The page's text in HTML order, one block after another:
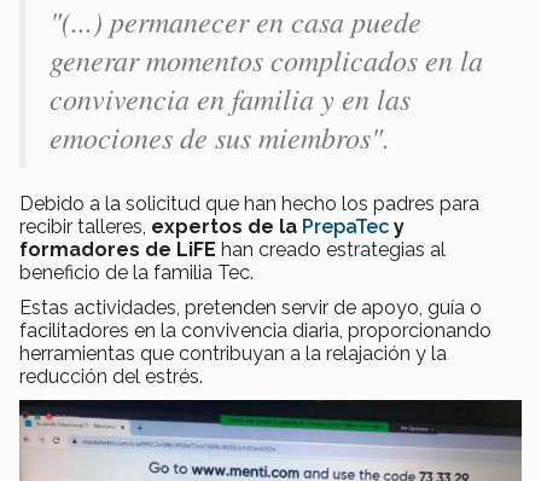
"(...) permanecer en casa puede
generar momentos complicados en la
convivencia en familia y en las
emociones de sus miembros".
Debido a la solicitud que han hecho los padres para
recibir talleres, expertos de la PrepaTec y
formadores de LiFE han creado estrategias al
beneficio de la familia Tec.
Estas actividades, pretenden servir de apoyo, guía o
facilitadores en la convivencia diaria, proporcionando
herramientas que contribuyan a la relajación y la
reducción del estrés.